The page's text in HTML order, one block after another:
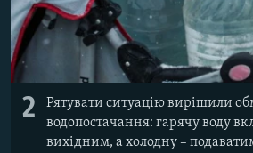
2
Рятувати ситуацію вирішили
водопостачання: гарячу воду
вихідним, а холодну –